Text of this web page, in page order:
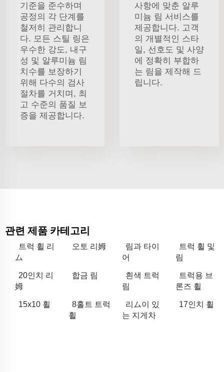
기준을 준수하며
공정의 각 단계를
철저히 관리합니
다. 모든 스틸 링은
우수한 강도, 내구
성 및 알루미늄 림
치수를 보장하기
위해 다수의 검사
절차를 거치며, 최
고 수준의 품질 보
증을 제공합니다.
사항에 맞춘 알루
미늄 림 서비스를
제공합니다. 고객
의 개별적인 스타
일, 선호도 및 사양
에 정확히 부합하
는 림을 제작해 드
립니다.
관련 제품 카테고리
트럭 휠 리
ム
오토 리姆
림과 타이
어
트럭 휠 및
림
20인치 리
姆
합금 림
흰색 트럭
림
트럭용 브
론즈 휠
15x10 휠
8홀트 트럭
휠
리ム이 있
는 지게차
17인치 휠